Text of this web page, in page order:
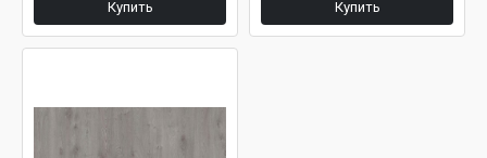
Купить Купить